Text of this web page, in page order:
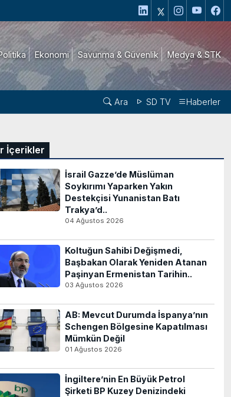
Ekonomi Savunma & Güvenlik Medya & STK
Ara SD TV Haberler
İçerikler
İsrail Gazze’de Müslüman
Soykırımı Yaparken Yakın
Destekçisi Yunanistan Batı
Trakya’d..
04 Ağustos 2026
Koltuğun Sahibi Değişmedi,
Başbakan Olarak Yeniden Atanan
Paşinyan Ermenistan Tarihin..
03 Ağustos 2026
AB: Mevcut Durumda İspanya’nın
Schengen Bölgesine Kapatılması
Mümkün Değil
01 Ağustos 2026
İngiltere’nin En Büyük Petrol
Şirketi BP Kuzey Denizindeki